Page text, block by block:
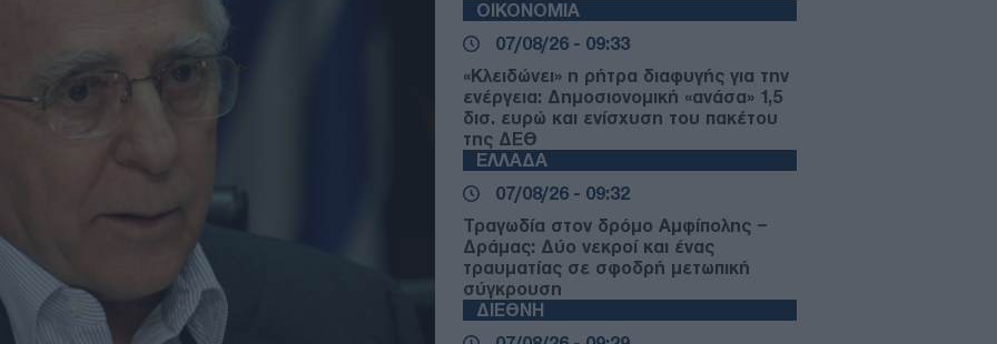
ΟΙΚΟΝΟΜΙΑ
07/08/26 - 09:33
«Κλειδώνει» η ρήτρα διαφυγής για την
ενέργεια: Δημοσιονομική «ανάσα» 1,5
δισ. ευρώ και ενίσχυση του πακέτου
της ΔΕΘ
ΕΛΛΑΔΑ
07/08/26 - 09:32
Τραγωδία στον δρόμο Αμφίπολης –
Δράμας: Δύο νεκροί και ένας
τραυματίας σε σφοδρή μετωπική
σύγκρουση
ΔΙΕΘΝΗ